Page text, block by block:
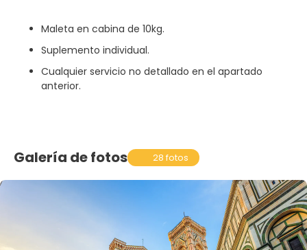
Maleta en cabina de 10kg.
Suplemento individual.
Cualquier servicio no detallado en el apartado
anterior.
Galería de fotos 28 fotos